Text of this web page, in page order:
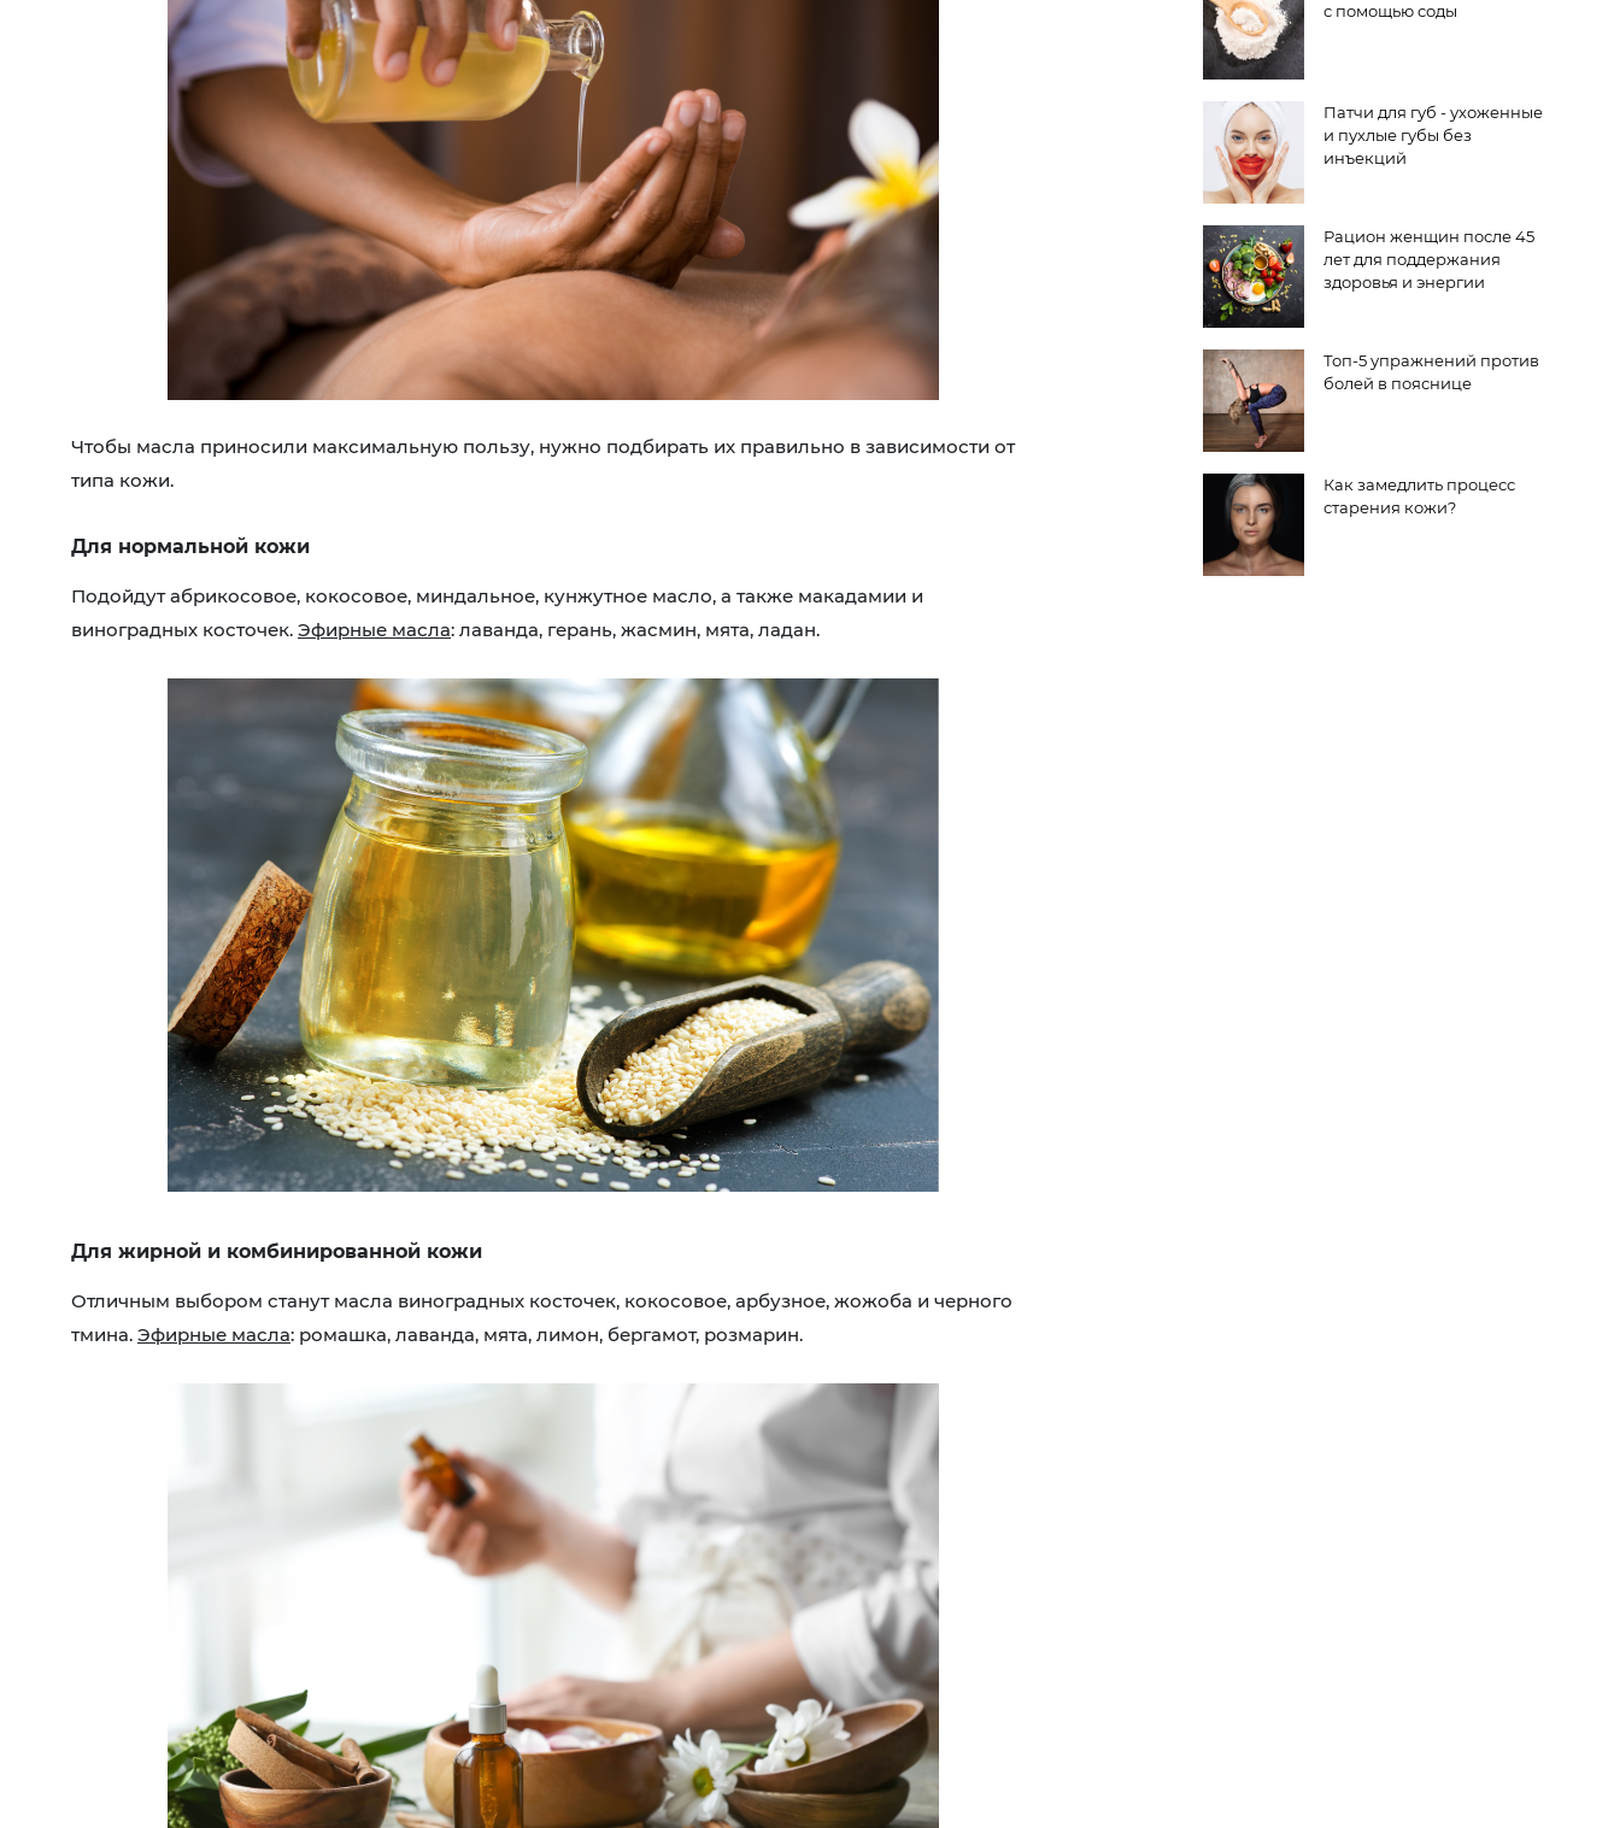
Чтобы масла приносили максимальную пользу, нужно подбирать их правильно в зависимости от
типа кожи.
Для нормальной кожи
Подойдут абрикосовое, кокосовое, миндальное, кунжутное масло, а также макадамии и
виноградных косточек. Эфирные масла: лаванда, герань, жасмин, мята, ладан.
Для жирной и комбинированной кожи
Отличным выбором станут масла виноградных косточек, кокосовое, арбузное, жожоба и черного
тмина. Эфирные масла: ромашка, лаванда, мята, лимон, бергамот, розмарин.
с помощью соды
Патчи для губ - ухоженные
и пухлые губы без
инъекций
Рацион женщин после 45
лет для поддержания
здоровья и энергии
Топ-5 упражнений против
болей в пояснице
Как замедлить процесс
старения кожи?